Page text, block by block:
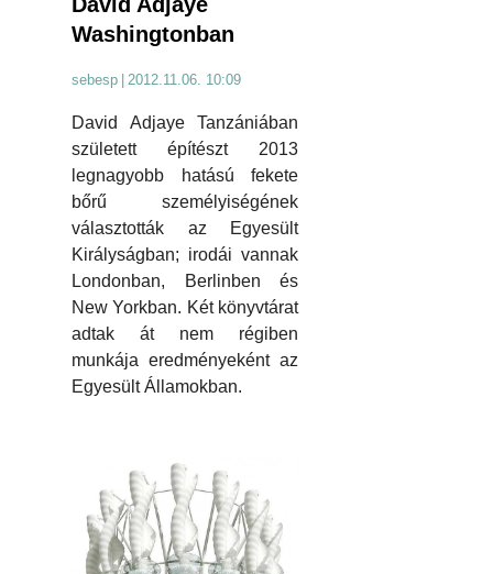
Washingtonban
sebesp 2012.11.06. 10:09
David Adjaye Tanzániában
született építészt 2013
legnagyobb hatású fekete
bőrű személyiségének
választották az Egyesült
Királyságban; irodái vannak
Londonban, Berlinben és
New Yorkban. Két könyvtárat
adtak át nem régiben
munkája eredményeként az
Egyesült Államokban.